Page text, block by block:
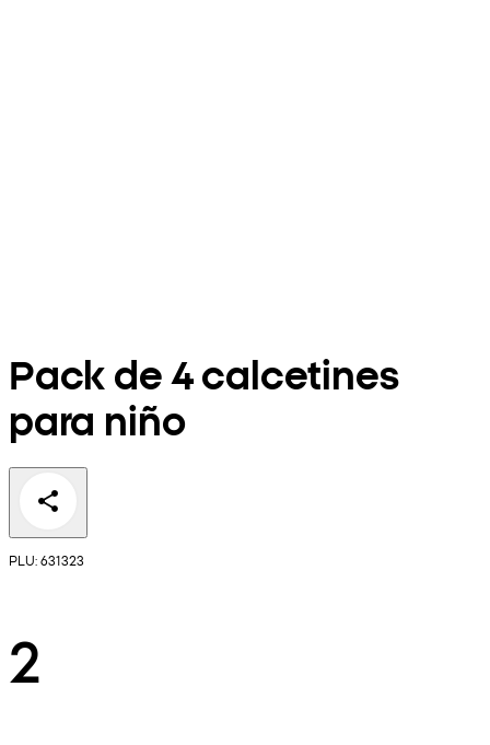
Pack de 4 calcetines
para niño
PLU: 631323
2